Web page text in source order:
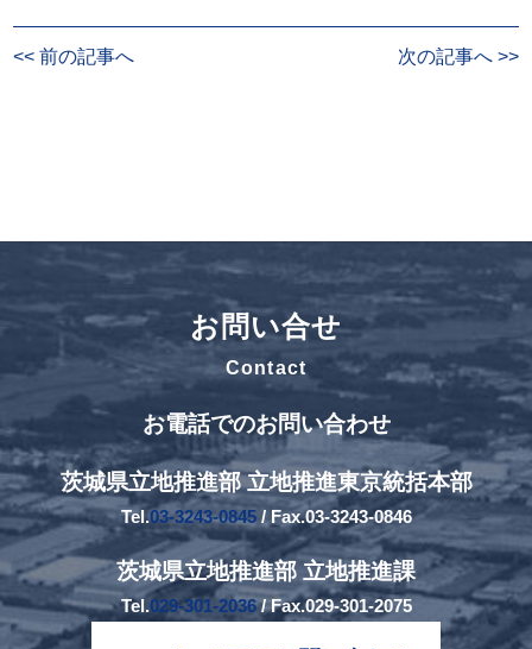
<< 前の記事へ 次の記事へ >>
お問い合せ
Contact
お電話でのお問い合わせ
茨城県立地推進部 立地推進東京統括本部
Tel.03-3243-0845/ Fax.03-3243-0846
茨城県立地推進部 立地推進課
Tel.029-301-2036/ Fax.029-301-2075